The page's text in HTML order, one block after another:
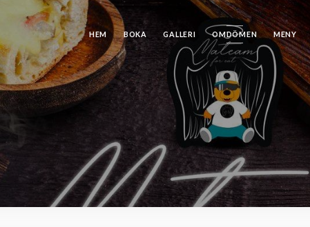
HEM BOKA GALLERI OMDÖMEN MENY